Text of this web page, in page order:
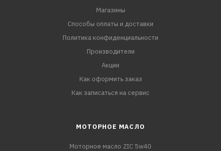
Магазины
Способы оплаты и доставки
Политика конфиденциальности
Производители
Акции
Как оформить заказ
Как записаться на сервис
МОТОРНОЕ МАСЛО
Моторное масло ZIC 5w40